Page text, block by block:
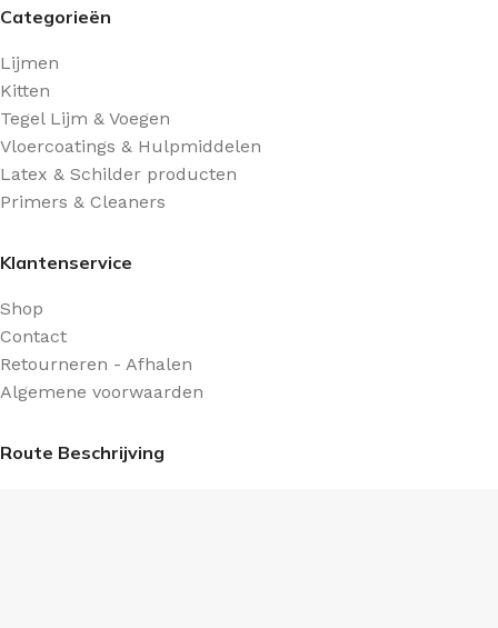
Categorieën
Lijmen
Kitten
Tegel Lijm & Voegen
Vloercoatings & Hulpmiddelen
Latex & Schilder producten
Primers & Cleaners
Klantenservice
Shop
Contact
Retourneren - Afhalen
Algemene voorwaarden
Route Beschrijving